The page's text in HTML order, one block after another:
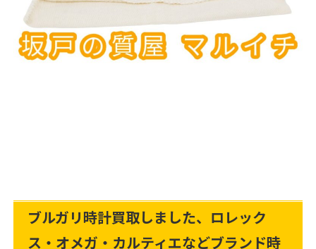
ブルガリ時計買取しました、ロレック
ス・オメガ・カルティエなどブランド時